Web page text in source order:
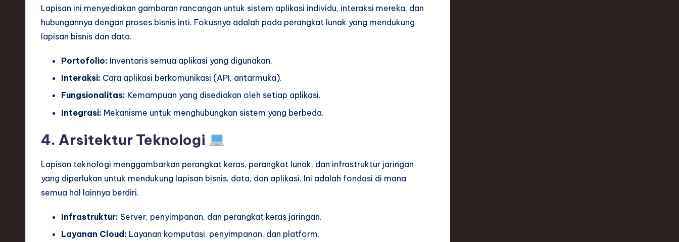
Lapisan ini menyediakan gambaran rancangan untuk sistem aplikasi individu, interaksi mereka, dan
hubungannya dengan proses bisnis inti. Fokusnya adalah pada perangkat lunak yang mendukung
lapisan bisnis dan data.
Portofolio: Inventaris semua aplikasi yang digunakan.
Interaksi: Cara aplikasi berkomunikasi (API, antarmuka).
Fungsionalitas: Kemampuan yang disediakan oleh setiap aplikasi.
Integrasi: Mekanisme untuk menghubungkan sistem yang berbeda.
4. Arsitektur Teknologi
Lapisan teknologi menggambarkan perangkat keras, perangkat lunak, dan infrastruktur jaringan
yang diperlukan untuk mendukung lapisan bisnis, data, dan aplikasi. Ini adalah fondasi di mana
semua hal lainnya berdiri.
Infrastruktur: Server, penyimpanan, dan perangkat keras jaringan.
Layanan Cloud: Layanan komputasi, penyimpanan, dan platform.